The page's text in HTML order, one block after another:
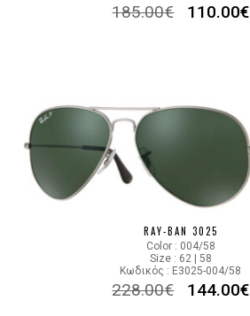
185.00€ 110.00€
RAY-BAN 3025
Color : 004/58
Size : 62 | 58
Κωδικός : E3025-004/58
228.00€ 144.00€